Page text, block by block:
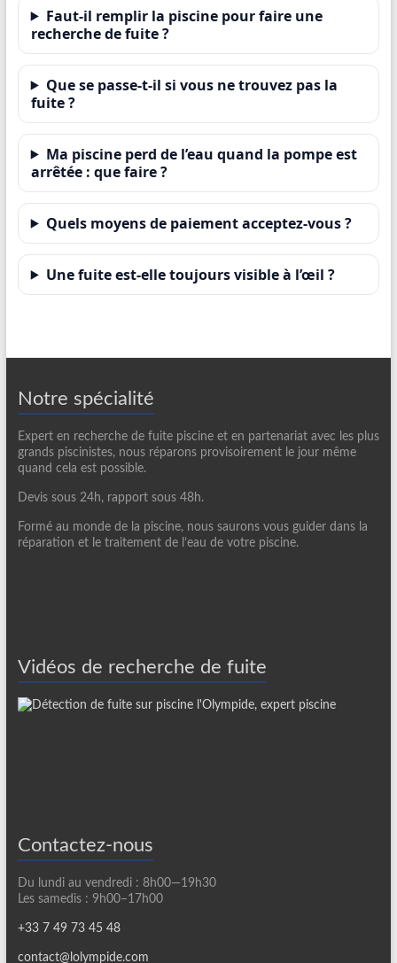
Faut-il remplir la piscine pour faire une
recherche de fuite ?
Que se passe-t-il si vous ne trouvez pas la
fuite ?
Ma piscine perd de l’eau quand la pompe est
arrêtée : que faire ?
Quels moyens de paiement acceptez-vous ?
Une fuite est-elle toujours visible à l’œil ?
Notre spécialité
Expert en recherche de fuite piscine et en partenariat avec les plus
grands piscinistes, nous réparons provisoirement le jour même
quand cela est possible.
Devis sous 24h, rapport sous 48h.
Formé au monde de la piscine, nous saurons vous guider dans la
réparation et le traitement de l’eau de votre piscine.
Vidéos de recherche de fuite
Contactez-nous
Du lundi au vendredi : 8h00—19h30
Les samedis : 9h00–17h00
+33 7 49 73 45 48
contact@lolympide.com